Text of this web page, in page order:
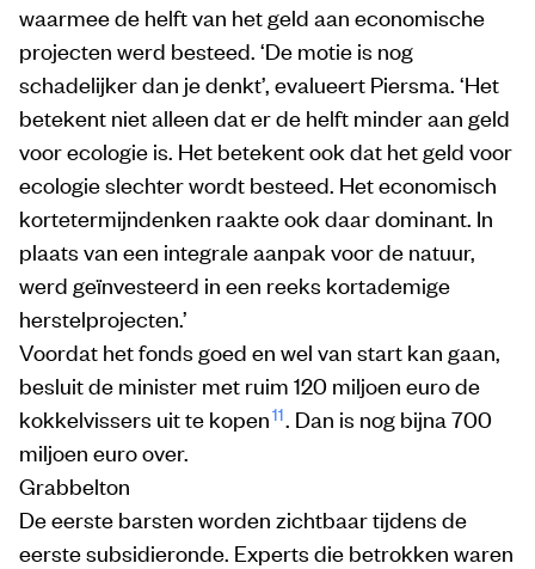
waarmee de helft van het geld aan economische
projecten werd besteed. ‘De motie is nog
schadelijker dan je denkt’, evalueert Piersma. ‘Het
betekent niet alleen dat er de helft minder aan geld
voor ecologie is. Het betekent ook dat het geld voor
ecologie slechter wordt besteed. Het economisch
kortetermijndenken raakte ook daar dominant. In
plaats van een integrale aanpak voor de natuur,
werd geïnvesteerd in een reeks kortademige
herstelprojecten.’
Voordat het fonds goed en wel van start kan gaan,
besluit de minister met ruim 120 miljoen euro de
kokkelvissers uit te kopen11. Dan is nog bijna 700
miljoen euro over.
Grabbelton
De eerste barsten worden zichtbaar tijdens de
eerste subsidieronde. Experts die betrokken waren